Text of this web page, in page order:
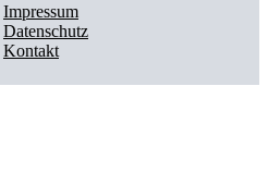
Impressum
Datenschutz
Kontakt